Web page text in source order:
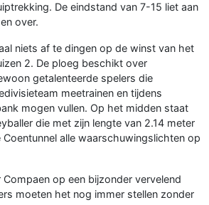
De eindstand van 7-15 liet aan
over.
niets af te dingen op de winst van het
2. De ploeg beschikt over
getalenteerde spelers die
meetrainen en tijdens
mogen vullen. Op het midden staat
die met zijn lengte van 2.14 meter
alle waarschuwingslichten op
op een bijzonder vervelend
moeten het nog immer stellen zonder